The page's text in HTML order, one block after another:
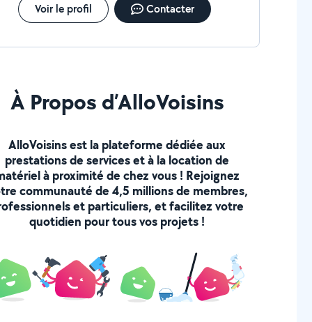
Voir le profil Contacter
À Propos d’AlloVoisins
AlloVoisins est la plateforme dédiée aux
prestations de services et à la location de
à proximité de chez vous ! Rejoignez
communauté de 4,5 millions de membres,
et particuliers, et facilitez votre
quotidien pour tous vos projets !